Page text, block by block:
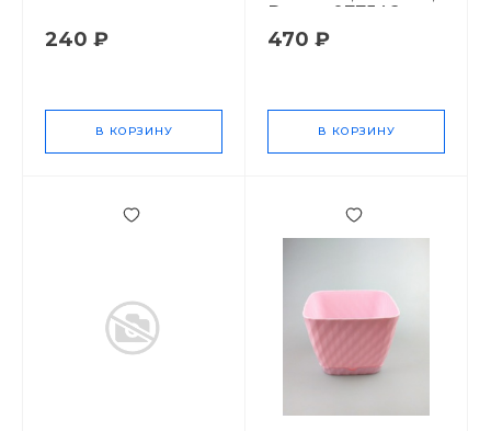
240 ₽
В КОРЗИНУ
Desert 077546
470 ₽
В КОРЗИНУ